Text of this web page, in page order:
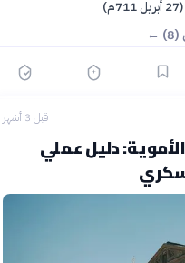
قبل 3 أشهر
دليل عملي